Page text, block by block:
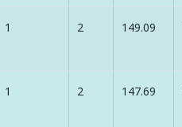
1 2 149.09
1 2 147.69